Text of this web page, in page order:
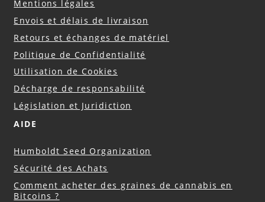
Mentions légales
Envois et délais de livraison
Retours et échanges de matériel
Politique de Confidentialité
Utilisation de Cookies
Décharge de responsabilité
Législation et Juridiction
AIDE
Humboldt Seed Organization
Sécurité des Achats
Comment acheter des graines de cannabis en
Bitcoins ?